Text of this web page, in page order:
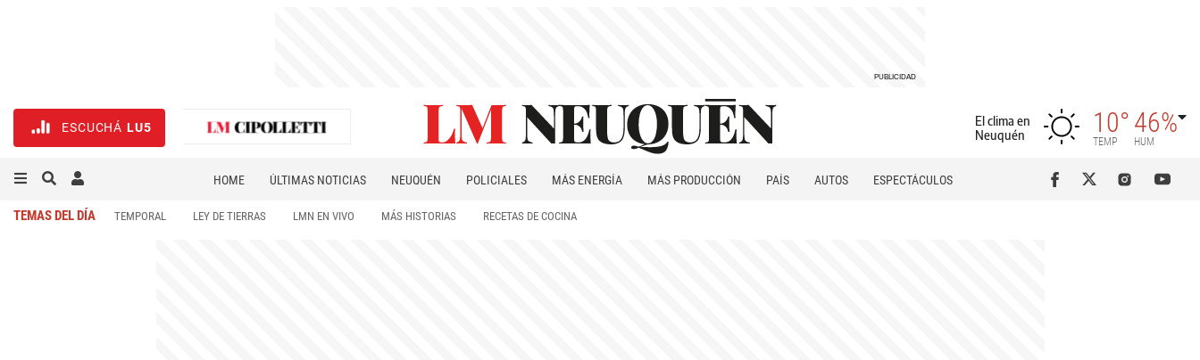
ESCUCHÁ LU5
El clima en
Neuquén
10°
TEMP
46%
HUM
HOME ÚLTIMAS NOTICIAS NEUQUÉN POLICIALES MÁS ENERGÍA MÁS PRODUCCIÓN PAÍS AUTOS
ESPECTÁCULOS
TEMAS DEL DÍA TEMPORAL LEY DE TIERRAS LMN EN VIVO MÁS HISTORIAS RECETAS DE COCINA